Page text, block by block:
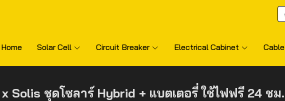
Home Solar Cell Circuit Breaker Electrical Cabinet Cable
x Solis ชุดโซลาร์ Hybrid + แบตเตอรี่ ใช้ไฟฟรี 24 ชม.